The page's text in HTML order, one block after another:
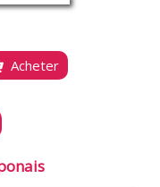
Acheter